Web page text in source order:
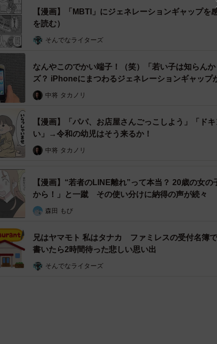
「あさみA」さんが描いた漫画／あさみAさん（@wattant
は、SNSで絵日記漫画を更新している「あさみA」さん（
ギャップを感じた日」という文言とともに、新入生との交流
しました。
描かれているのは、新入社員との交流会に参加したあさみさ
に「MBTI」の文字を見つけ、思わず「MBTI！？」と驚く場
たように焦る様子も描かれています。
【漫画】「MBTI」にジェネレーションギャップを
を読む）
そんでなライターズ
なんやこのでかい端子！（笑）「若い子は知らん
ズ？ iPhoneにまつわるジェネレーションギャップ
中将 タカノリ
【漫画】「パパ、お店屋さんごっこしよう」「ド
い」→令和の幼児はそう来るか！
中将 タカノリ
【漫画】“若者のLINE離れ”って本当？ 20歳の女
から！」と一蹴 その使い分けに納得の声が続々
森田 もび
兄はヤマモト 私はタナカ ファミレスの受付名簿
書いたら2時間待った悲しい思い出
そんでなライターズ